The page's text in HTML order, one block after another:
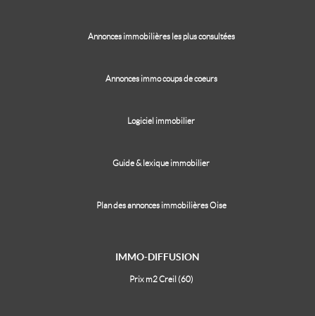
Annonces immobilières les plus consultées
Annonces immo coups de coeurs
Logiciel immobilier
Guide & lexique immobilier
Plan des annonces immobilières Oise
IMMO-DIFFUSION
Prix m2 Creil (60)